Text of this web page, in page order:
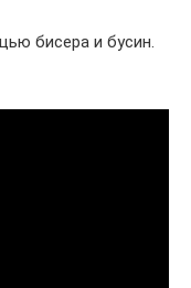
бисера и бусин.